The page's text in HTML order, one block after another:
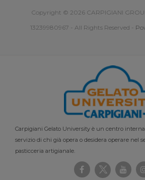
Copyright © 2026 CARPIGIANI
13239980967 - All Rights Reserved -
Carpigiani Gelato University è un centro
servizio di chi già opera o desidera operare nel
pasticceria artigianale.